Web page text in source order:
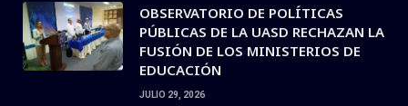
OBSERVATORIO DE POLÍTICAS
PÚBLICAS DE LA UASD RECHAZAN LA
FUSIÓN DE LOS MINISTERIOS DE
EDUCACIÓN
JULIO 29, 2026